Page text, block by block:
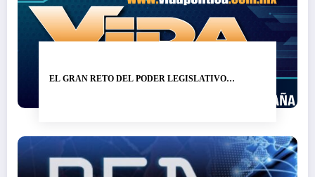
EL GRAN RETO DEL PODER LEGISLATIVO…